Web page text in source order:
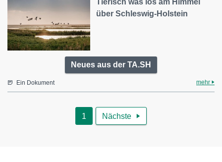
Tierisch was los am Himmel
über Schleswig-Holstein
Neues aus der TA.SH
Ein Dokument mehr
1 Nächste 